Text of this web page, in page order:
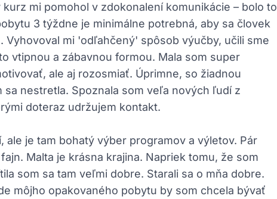
mi pomohol v zdokonalení komunikácie – bolo to
3 týždne je minimálne potrebná, aby sa človek
Vyhovoval mi 'odľahčený' spôsob výučby, učili sme
vtipnou a zábavnou formou. Mala som super
ale aj rozosmiať. Úprimne, so žiadnou
nestretla. Spoznala som veľa nových ľudí z
doteraz udržujem kontakt.
ale je tam bohatý výber programov a výletov. Pár
Malta je krásna krajina. Napriek tomu, že som
som sa tam veľmi dobre. Starali sa o mňa dobre.
môjho opakovaného pobytu by som chcela bývať